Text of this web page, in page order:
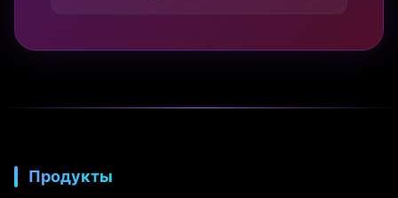
Продукты